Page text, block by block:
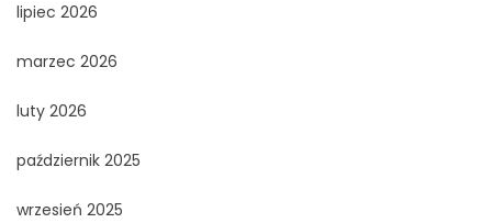
lipiec 2026
marzec 2026
luty 2026
październik 2025
wrzesień 2025